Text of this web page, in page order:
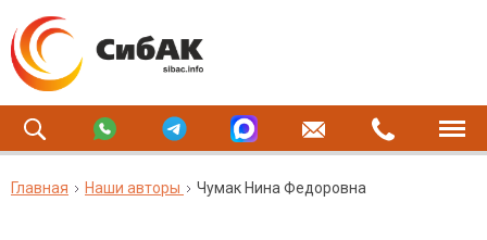
Главная Наши авторы Чумак Нина Федоровна